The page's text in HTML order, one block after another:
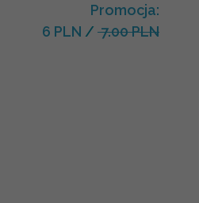
Promocja:
6 PLN / 7.00 PLN